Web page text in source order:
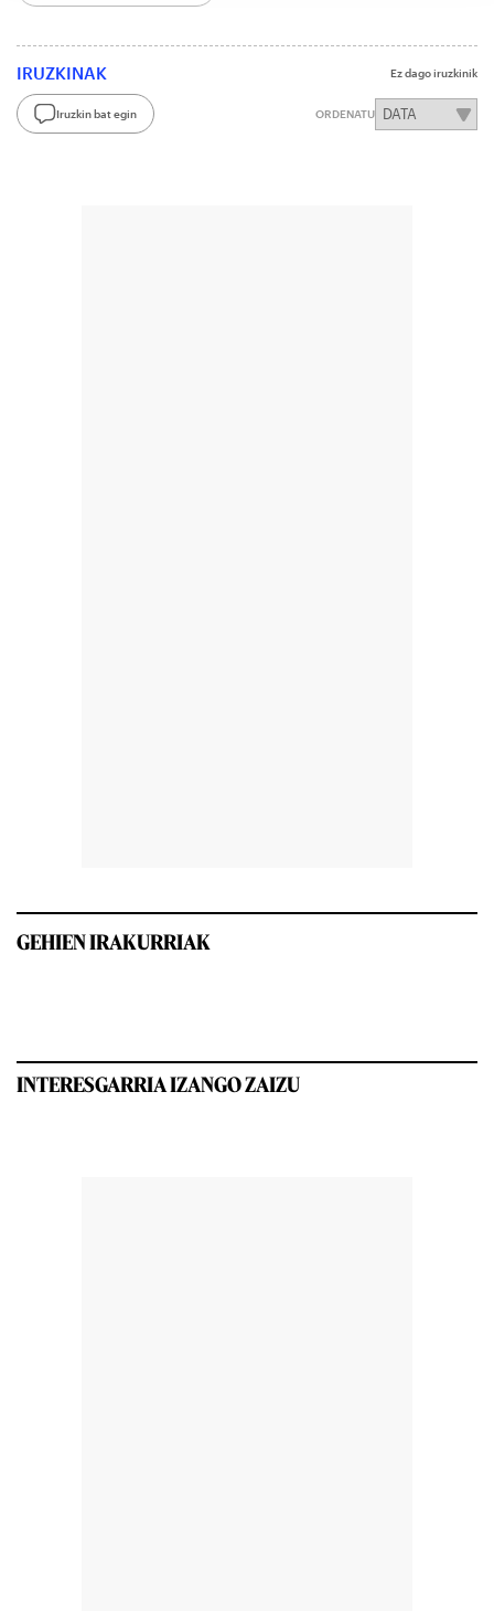
IRUZKINAK Ez dago iruzkinik
Iruzkin bat egin ORDENATU
GEHIEN IRAKURRIAK
INTERESGARRIA IZANGO ZAIZU